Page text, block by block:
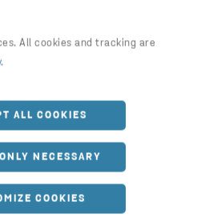
All cookies and tracking are
.
ALL COOKIES
NECESSARY
COOKIES
Nokian
kaivojätteet vastuullisin
vaatimalla